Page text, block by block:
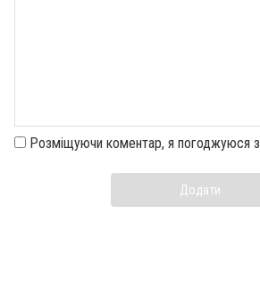
Розміщуючи коментар, я погоджуюся з
Додати